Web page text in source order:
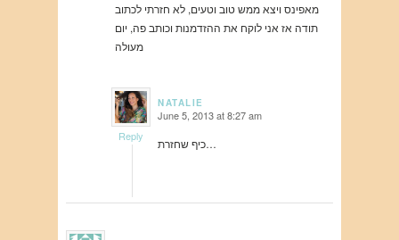
מאפינס ויצא ממש טוב וטעים, לא חזרתי לכתוב
תודה אז אני לוקח את ההזדמנות וכותב פה, יום
מעולה
NATALIE
says: June 5, 2013 at 8:27 am
כיף שחזרת… Reply